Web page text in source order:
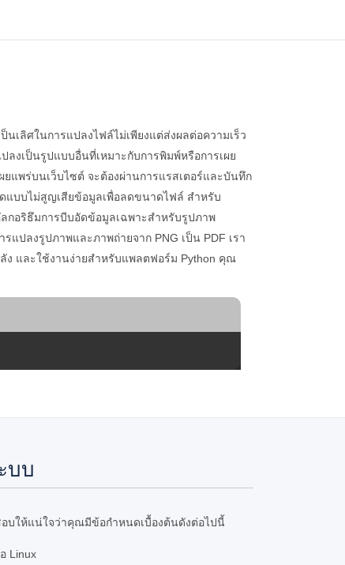
เลิศในการแปลงไฟล์ไม่เพียงแต่ส่งผลต่อความเร็ว
งเป็นรูปแบบอื่นที่เหมาะกับการพิมพ์หรือการเผย
แพร่บนเว็บไซต์ จะต้องผ่านการแรสเตอร์และบันทึก
แบบไม่สูญเสียข้อมูลเพื่อลดขนาดไฟล์ สำหรับ
กอริธึมการบีบอัดข้อมูลเฉพาะสำหรับรูปภาพ
ปลงรูปภาพและภาพถ่ายจาก PNG เป็น PDF เรา
ง และใช้งานง่ายสำหรับแพลตฟอร์ม Python คุณ
บบ
บให้แน่ใจว่าคุณมีข้อกำหนดเบื้องต้นดังต่อไปนี้
Linux